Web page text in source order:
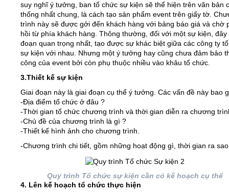
suy nghĩ ý tưởng, ban tổ chức sự kiện sẽ thể hiện trên văn bản
thống nhất chung, là cách tạo sản phẩm event trên giấy tờ.
trình này sẽ được gởi đến khách hàng với bảng báo giá và chờ
hồi từ phía khách hàng. Thông thường, đối với một sự kiện, đây
đoạn quan trọng nhất, tạo được sự khác biệt giữa các công ty
sự kiện với nhau. Nhưng một ý tưởng hay cũng chưa đảm bảo
công của event bởi còn phụ thuộc nhiều vào khâu tổ chức.
3.Thiết kế sự kiện
Giai đoạn này là giai đoạn cụ thể ý tưởng. Các vấn đề này bao
-Địa điểm tổ chức ở đâu ?
-Thời gian tổ chức chương trình và thời gian diễn ra chương
-Chủ đề của chương trình là gì ?
-Thiết kế hình ảnh cho chương trình.
-Chương trình chi tiết, gồm những hoạt động gì, thời gian ra
Quy trình Tổ chức sự kiện cần có kế hoạch cụ thể
4. Lên kế hoạch tổ chức thực hiện